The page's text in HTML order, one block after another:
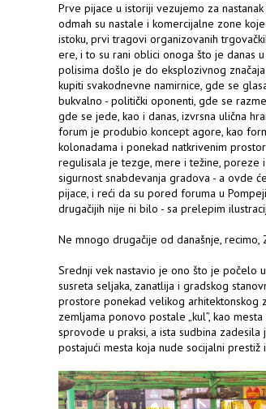
Prve pijace u istoriji vezujemo za
odmah su nastale i komercijalne zone
istoku, prvi tragovi organizovanih
ere, i to su rani oblici onoga što je danas
polisima došlo je do eksplozivnog
kupiti svakodnevne namirnice, gde se
bukvalno - politički oponenti, gde se
gde se jede, kao i danas, izvrsna ulična
forum je produbio koncept agore, kao
kolonadama i ponekad natkrivenim
regulisala je tezge, mere i težine, poreze
sigurnost snabdevanja gradova - a ovde
pijace, i reći da su pored foruma u
drugačijih nije ni bilo - sa prelepim
Ne mnogo drugačije od današnje, recimo,
Srednji vek nastavio je ono što je počelo
susreta seljaka, zanatlija i gradskog
prostore ponekad velikog arhitektonskog
zemljama ponovo postale „kul”, kao
sprovode u praksi, a ista sudbina zadesila
postajući mesta koja nude socijalni prestiž